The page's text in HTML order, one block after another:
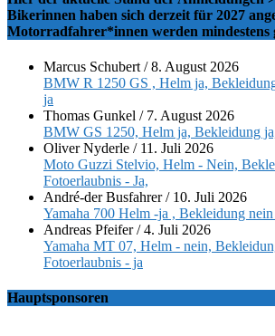
Bikerinnen haben sich derzeit für 2027
Motorradfahrer*innen werden mindestens
Marcus Schubert /8. August 2026
BMW R 1250 GS , Helm ja,
ja
Thomas Gunkel / 7. August 2026
BMW GS 1250, Helm ja, Bekleidung
Oliver Nyderle / 11. Juli 2026
Moto Guzzi Stelvio, Helm - Nein,
Fotoerlaubnis - Ja,
André-der Busfahrer/ 10. Juli 2026
Yamaha 700 Helm -ja , Bekleidung
Andreas Pfeifer/4. Juli 2026
Yamaha MT 07, Helm - nein,
Fotoerlaubnis - ja
Hauptsponsoren